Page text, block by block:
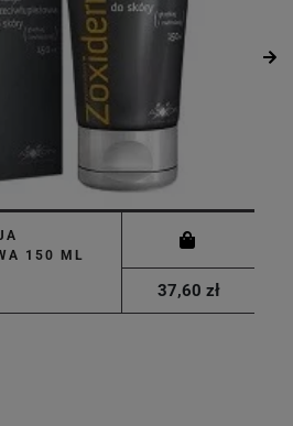
150 ML
37,60 zł